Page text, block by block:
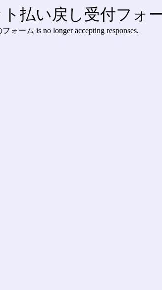
払い戻し受付フォ
ーム is no longer accepting responses.